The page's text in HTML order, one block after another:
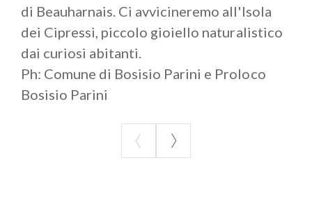
di Beauharnais. Ci avvicineremo all'Isola
dei Cipressi, piccolo gioiello naturalistico
dai curiosi abitanti.
Ph: Comune di Bosisio Parini e Proloco
Bosisio Parini